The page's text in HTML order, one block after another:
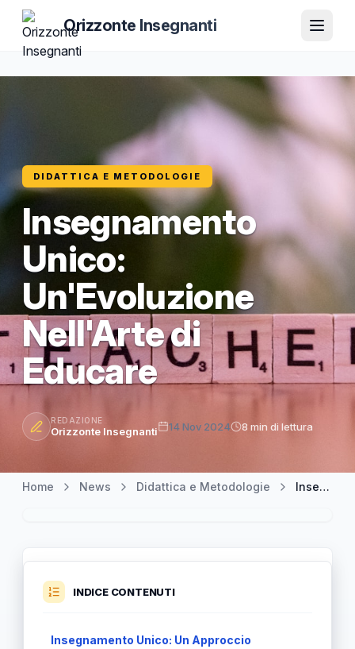
Orizzonte Insegnanti
DIDATTICA E METODOLOGIE
Insegnamento
Unico:
Un'Evoluzione
Nell'Arte di
Educare
REDAZIONE
Orizzonte Insegnanti 14 Nov 2024 8 min di lettura
Home News Didattica e Metodologie Insegnamento Unico: Un'Evoluzione Nell'Arte di Educare
INDICE CONTENUTI
Insegnamento Unico: Un Approccio